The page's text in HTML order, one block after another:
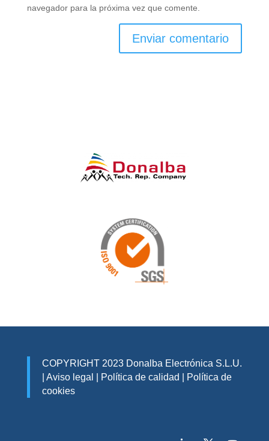
navegador para la próxima vez que comente.
COPYRIGHT 2023 Donalba Electrónica S.L.U.
Aviso legal Política de calidad
Política de
cookies